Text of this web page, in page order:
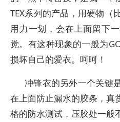
TEX系列的产品，用硬物（
用力一划，会在上面留下
觉。有这种现象的一般为
损坏自己的爱衣。呵呵！
冲锋衣的另外一个关键
在上面防止漏水的胶条，真
格的防水测试，压胶处一般